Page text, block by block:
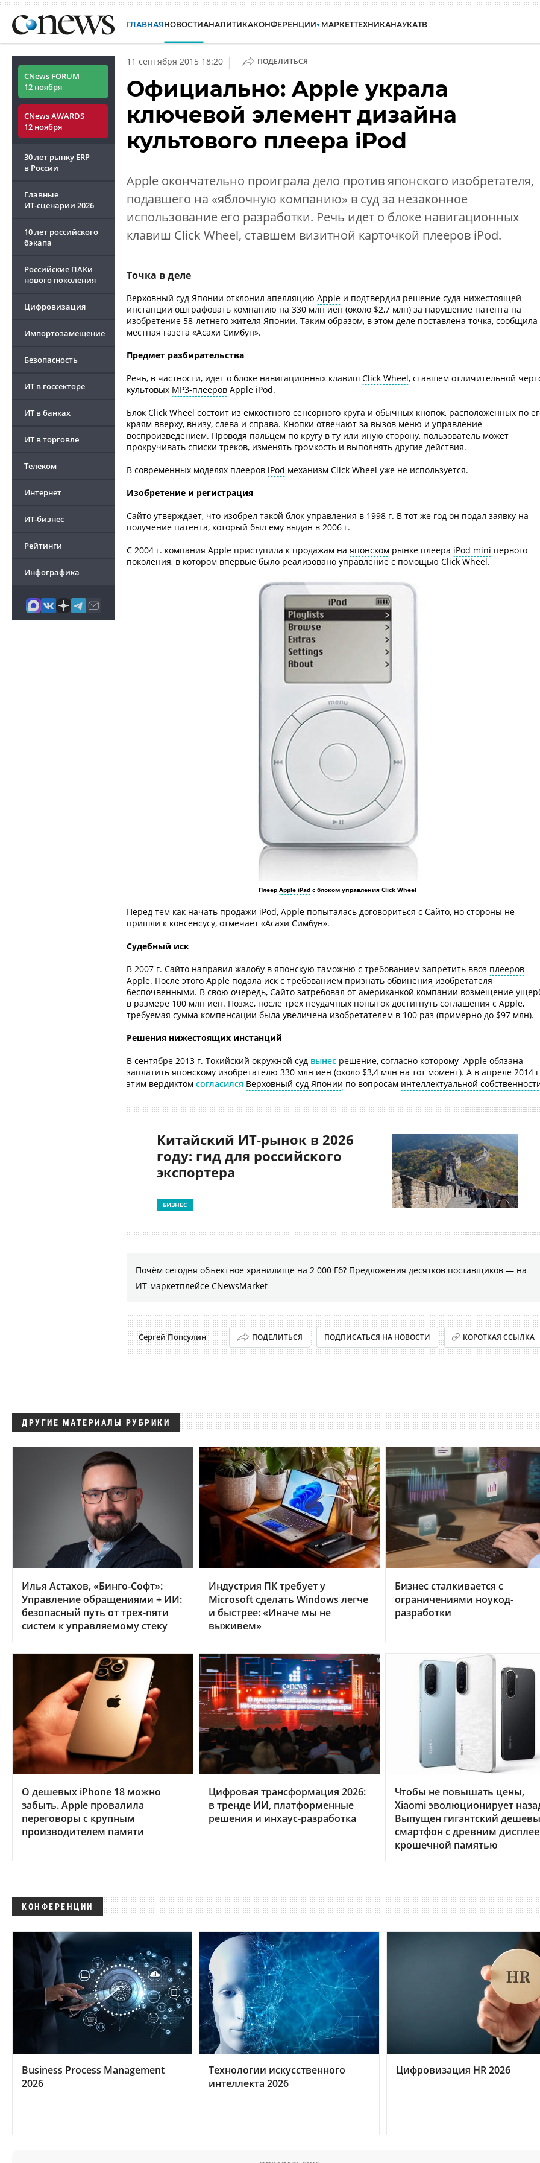
ГЛАВНАЯНОВОСТИАНАЛИТИКАКОНФЕРЕНЦИИ МАРКЕТТЕХНИКАНАУКАТВ
CNews FORUM
12 ноября
CNews AWARDS
12 ноября
30 лет рынку ERP
в России
Главные
ИТ-сценарии 2026
10 лет российского
бэкапа
Российские ПАКи
нового поколения
Цифровизация
Импортозамещение
Безопасность
ИТ в госсекторе
ИТ в банках
ИТ в торговле
Телеком
Интернет
ИТ-бизнес
Рейтинги
Инфографика
11 сентября 2015 18:20 | ПОДЕЛИТЬСЯ
Официально: Apple украла
ключевой элемент дизайна
культового плеера iPod
Apple окончательно проиграла дело против японского изобретателя,
подавшего на «яблочную компанию» в суд за незаконное
использование его разработки. Речь идет о блоке навигационных
клавиш Click Wheel, ставшем визитной карточкой плееров iPod.
Точка в деле
Верховный суд Японии отклонил апелляцию Apple и подтвердил решение суда нижестоящей
инстанции оштрафовать компанию на 330 млн иен (около $2,7 млн) за нарушение патента на
изобретение 58-летнего жителя Японии. Таким образом, в этом деле поставлена точка, сообщила
местная газета «Асахи Симбун».
Предмет разбирательства
Речь, в частности, идет о блоке навигационных клавиш Click Wheel, ставшем отличительной
культовых MP3-плееров Apple iPod.
Блок Click Wheel состоит из емкостного сенсорного круга и обычных кнопок, расположенных по
краям вверху, внизу, слева и справа. Кнопки отвечают за вызов меню и управление
воспроизведением. Проводя пальцем по кругу в ту или иную сторону, пользователь может
прокручивать списки треков, изменять громкость и выполнять другие действия.
В современных моделях плееров iPod механизм Click Wheel уже не используется.
Изобретение и регистрация
Сайто утверждает, что изобрел такой блок управления в 1998 г. В тот же год он подал заявку на
получение патента, который был ему выдан в 2006 г.
С 2004 г. компания Apple приступила к продажам на японском рынке плеера iPod mini первого
поколения, в котором впервые было реализовано управление с помощью Click Wheel.
Плеер Apple iPad с блоком управления Click Wheel
Перед тем как начать продажи iPod, Apple попыталась договориться с Сайто, но стороны не
пришли к консенсусу, отмечает «Асахи Симбун».
Судебный иск
В 2007 г. Сайто направил жалобу в японскую таможню с требованием запретить ввоз плееров
Apple. После этого Apple подала иск с требованием признать обвинения изобретателя
беспочвенными. В свою очередь, Сайто затребовал от американкой компании возмещение
в размере 100 млн иен. Позже, после трех неудачных попыток достигнуть соглашения с Apple,
требуемая сумма компенсации была увеличена изобретателем в 100 раз (примерно до $97 млн).
Решения нижестоящих инстанций
В сентябре 2013 г. Токийский окружной суд вынес решение, согласно которому Apple обязана
заплатить японскому изобретателю 330 млн иен (около $3,4 млн на тот момент). А в апреле 2014
этим вердиктом согласился Верховный суд Японии по вопросам интеллектуальной
Китайский ИТ-рынок в 2026
году: гид для российского
экспортера
БИЗНЕС
Почём сегодня объектное хранилище на 2 000 Гб? Предложения десятков поставщиков ― на
ИТ-маркетплейсе CNewsMarket
Сергей Попсулин ПОДЕЛИТЬСЯ ПОДПИСАТЬСЯ НА НОВОСТИ КОРОТКАЯ ССЫЛКА
ДРУГИЕ МАТЕРИАЛЫ РУБРИКИ
Илья Астахов, «Бинго-Софт»:
Управление обращениями + ИИ:
безопасный путь от трех‑пяти
систем к управляемому стеку
Индустрия ПК требует у
Microsoft сделать Windows легче
и быстрее: «Иначе мы не
выживем»
Бизнес сталкивается с
ограничениями ноукод-
разработки
О дешевых iPhone 18 можно
забыть. Apple провалила
переговоры с крупным
производителем памяти
Цифровая трансформация 2026:
в тренде ИИ, платформенные
решения и инхаус-разработка
Чтобы не повышать цены,
Xiaomi эволюционирует
Выпущен гигантский
смартфон с древним
крошечной памятью
КОНФЕРЕНЦИИ
Business Process Management
2026
Технологии искусственного
интеллекта 2026
Цифровизация HR 2026